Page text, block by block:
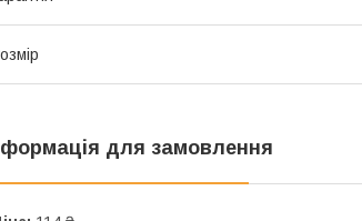
для замовлення